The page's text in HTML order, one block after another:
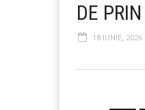
DE
18 IUNIE, 2026